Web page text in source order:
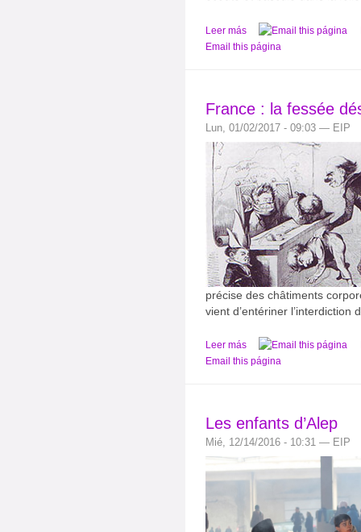
Leer más
Email this página
France : la fessée
Lun, 01/02/2017 - 09:03 — EIP
précise des châtiments
vient d’entériner l’interdiction
Leer más
Email this página
Les enfants d’Alep
Mié, 12/14/2016 - 10:31 — EIP